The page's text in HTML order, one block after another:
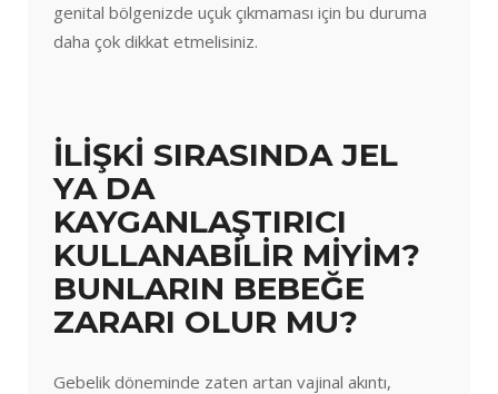
genital bölgenizde uçuk çıkmaması için bu duruma
daha çok dikkat etmelisiniz.
İLİŞKİ SIRASINDA JEL
YA DA
KAYGANLAŞTIRICI
KULLANABİLİR MİYİM?
BUNLARIN BEBEĞE
ZARARI OLUR MU?
Gebelik döneminde zaten artan vajinal akıntı,